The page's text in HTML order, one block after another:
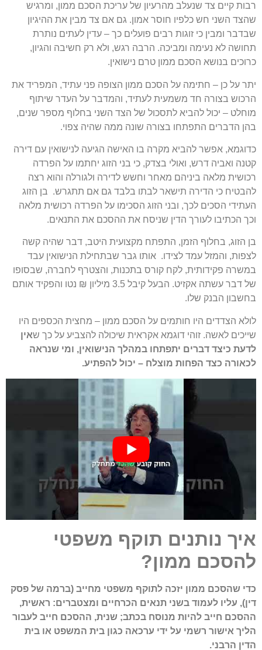
רבות קיים צד שנעלב מהרעיון של עריכת הסכם ממון, ומרגיש
שהצד השני חש כלפיו חוסר אמון. גם אם צד מבין את ההיגיון
שבדבר ומבין כי זוגות רבים פועלים כך – עדין לעתים נותרת
תחושה לא נעימה ומביכה. הרבה רגש, ולא רק חשיבה והגיון,
כרוכים בנושא הסכם ממון טרם נישואין.
יתר על כן – חתימה על הסכם ממון הצופה פני עתיד, המפריד את
הרכוש בצורה חד משמעית לעתיד, והמדבר על העדר שיתוף
מוחלט – יכול להביא לתסכול של הצד השני בחלוף מספר שנים,
בהן הדברים התפתחו בצורה שונה ממה שהיה צפוי.
כדוגמא, אפשר להביא מקרה בו האישה הגיעה לנישואין עם דירה
קטנה ואביה דרש, ואולי בצדק, כי בני הזוג יחתמו על הפרדה
רכושית מלאה ביניהם מאחר וחשש לדירה ולגורלה והוא רצה
להבטיח כי הדירה תישאר לבתו בלבד גם אם תתגרש. בן הזוג
העתידי הסכים לכך, ובני הזוג הסכימו על הפרדה רכושית מלאה
וכך הכתיבו לעורך הדין שניסח את ההסכם את התנאים.
בן הזוג, בחלוף הזמן, התפתח מקצועית היטב, דבר שהיה קשה
לצפות, והמזל עמד לצידו. אותו גבר שבתחילת הנישואין עבד
במשרה פקידותית, לקח קורס בתכנות, והצטרף לחברה, שבסופו
של דבר עשתה אקזיט. הבעל קיבל 3.5 מיליון ₪ נטו והפקיד אותם
בחשבון הבנק שלו.
לולא הצדדים היו חותמים על הסכם ממון – מחצית הכספים היו
שייכים לאשה. זוהי דוגמא אקראית שיכולה להצביע על כך שאין
לדעת כיצד דברים יתפתחו במהלך הנישואין, ומי שנראה
לכאורה כצד הפחות מוצלח – יכול להפתיע.
איך נותנים תוקף משפטי
להסכם ממון?
כדי שהסכם ממון יזכה לתוקף משפטי מחייב (ברמה של פסק
דין), עליו לעמוד בשני תנאים הכרחיים ומצטברים: ראשית,
ההסכם חייב להיות מנוסח בכתב; שנית, ההסכם חייב לעבור
הליך אישור רשמי על ידי ערכאה כגון בית המשפט או בית
הדין הרבני.